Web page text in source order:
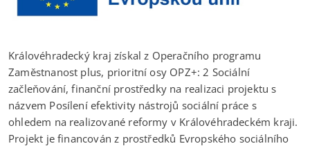
Královéhradecký kraj získal z Operačního programu
Zaměstnanost plus, prioritní osy OPZ+: 2 Sociální
začleňování, finanční prostředky na realizaci projektu s
názvem Posílení efektivity nástrojů sociální práce s
ohledem na realizované reformy v Královéhradeckém kraji.
Projekt je financován z prostředků Evropského sociálního